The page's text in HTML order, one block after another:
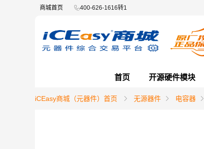
商城首页 400-626-1616转1
首页 开源硬件模块
iCEasy商城（元器件）首页 无源器件 电容器